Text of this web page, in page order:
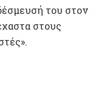
του στον
στους